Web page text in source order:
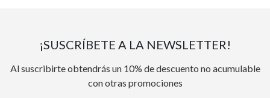
¡SUSCRÍBETE A LA NEWSLETTER!
Al suscribirte obtendrás un 10% de descuento no acumulable
con otras promociones